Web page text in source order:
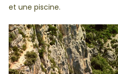
et une piscine.